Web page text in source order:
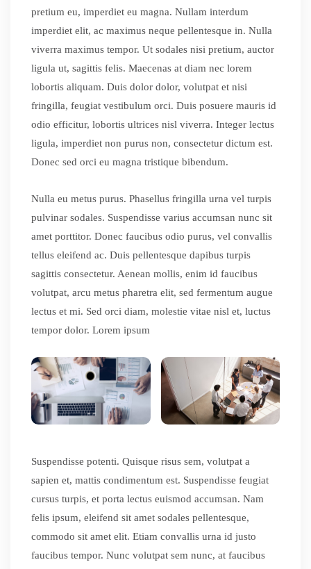
pretium eu, imperdiet eu magna. Nullam interdum
imperdiet elit, ac maximus neque pellentesque in. Nulla
viverra maximus tempor. Ut sodales nisi pretium, auctor
ligula ut, sagittis felis. Maecenas at diam nec lorem
lobortis aliquam. Duis dolor dolor, volutpat et nisi
fringilla, feugiat vestibulum orci. Duis posuere mauris id
odio efficitur, lobortis ultrices nisl viverra. Integer lectus
ligula, imperdiet non purus non, consectetur dictum est.
Donec sed orci eu magna tristique bibendum.
Nulla eu metus purus. Phasellus fringilla urna vel turpis
pulvinar sodales. Suspendisse varius accumsan nunc sit
amet porttitor. Donec faucibus odio purus, vel convallis
tellus eleifend ac. Duis pellentesque dapibus turpis
sagittis consectetur. Aenean mollis, enim id faucibus
volutpat, arcu metus pharetra elit, sed fermentum augue
lectus et mi. Sed orci diam, molestie vitae nisl et, luctus
tempor dolor. Lorem ipsum
Suspendisse potenti. Quisque risus sem, volutpat a
sapien et, mattis condimentum est. Suspendisse feugiat
cursus turpis, et porta lectus euismod accumsan. Nam
felis ipsum, eleifend sit amet sodales pellentesque,
commodo sit amet elit. Etiam convallis urna id justo
faucibus tempor. Nunc volutpat sem nunc, at faucibus